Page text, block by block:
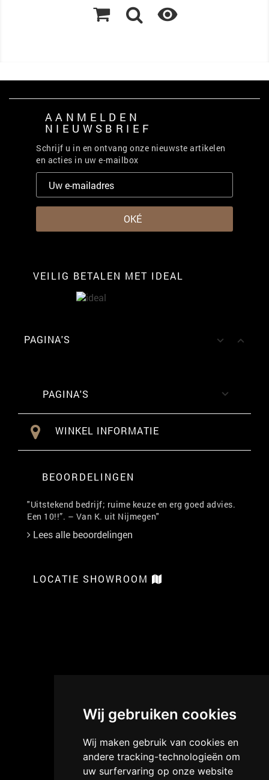
Wij gebruiken cookies
Wij maken gebruik van cookies en
andere tracking-technologieën om
uw surfervaring op onze website

AANMELDEN
NIEUWSBRIEF
Schrijf u in en ontvang onze nieuwste artikelen
en acties in uw e-mailbox
VEILIG BETALEN MET IDEAL
PAGINA'S  
PAGINA'S 
WINKEL INFORMATIE
BEOORDELINGEN
"Uitstekend bedrijf; ruime keuze en erg goed advies.
Een 10!!”. – Van K. uit Nijmegen"
Lees alle beoordelingen
LOCATIE SHOWROOM